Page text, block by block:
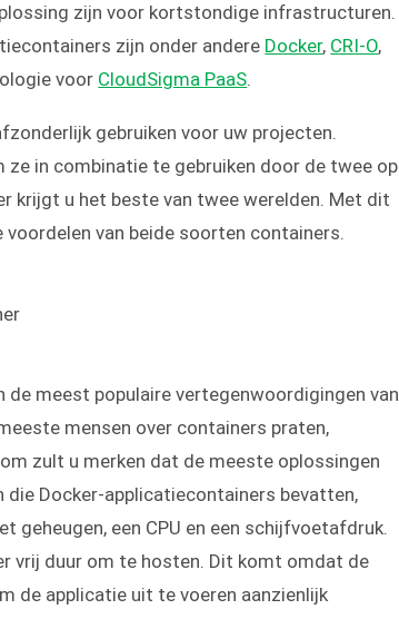
zijn voor kortstondige infrastructuren.
zijn onder andere Docker, CRI-O,
voor CloudSigma PaaS.
gebruiken voor uw projecten.
in combinatie te gebruiken door de twee op
krijgt u het beste van twee werelden. Met dit
van beide soorten containers.
meest populaire vertegenwoordigingen van
mensen over containers praten,
zult u merken dat de meeste oplossingen
Docker-applicatiecontainers bevatten,
geheugen, een CPU en een schijfvoetafdruk.
vrij duur om te hosten. Dit komt omdat de
de applicatie uit te voeren aanzienlijk